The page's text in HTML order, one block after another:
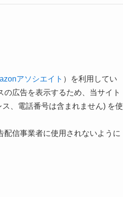
アソシエイト ）を利用してい
広告を表示するため、当サイト
、電話番号は含まれません) を使
配信事業者に使用されないように